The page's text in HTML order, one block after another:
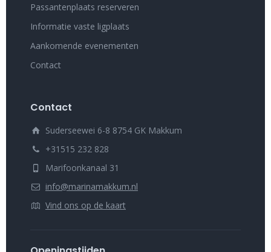
Passantenplaats reserveren
Informatie vaste ligplaats
Aankomende evenementen
Contact
Contact
Suderseewei 6-8 8754 GK Makkum
+31515 232 828
Marifoonkanaal 31
info@marinamakkum.nl
Vind ons op de kaart